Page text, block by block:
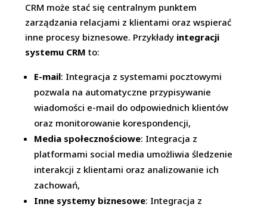
CRM może stać się centralnym punktem
zarządzania relacjami z klientami oraz wspierać
inne procesy biznesowe. Przykłady integracji
systemu CRM to:
E-mail: Integracja z systemami pocztowymi
pozwala na automatyczne przypisywanie
wiadomości e-mail do odpowiednich klientów
oraz monitorowanie korespondencji,
Media społecznościowe: Integracja z
platformami social media umożliwia śledzenie
interakcji z klientami oraz analizowanie ich
zachowań,
Inne systemy biznesowe: Integracja z